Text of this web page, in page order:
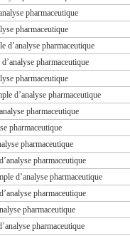
pharmaceutique
pharmaceutique
pharmaceutique
pharmaceutique
pharmaceutique
d’analyse pharmaceutique
pharmaceutique
pharmaceutique
pharmaceutique
pharmaceutique
d’analyse pharmaceutique
pharmaceutique
pharmaceutique
pharmaceutique